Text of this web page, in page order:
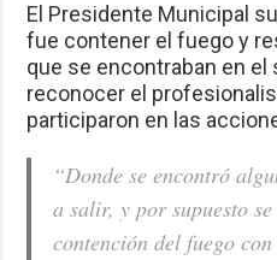
El Presidente Municipal
fue contener el fuego y
que se encontraban en el
reconocer el
participaron en las
“Donde se encontró
a salir, y por supuesto
contención del fuego